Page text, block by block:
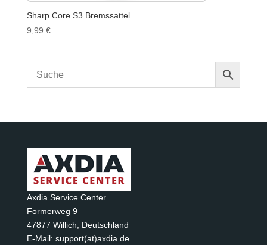
Sharp Core S3 Bremssattel
9,99 €
Axdia Service Center
Formerweg 9
47877 Willich
Deutschland
E-Mail: support(at)axdia.de